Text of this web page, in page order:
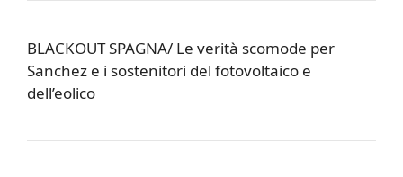
BLACKOUT SPAGNA/ Le verità scomode per
Sanchez e i sostenitori del fotovoltaico e
dell’eolico